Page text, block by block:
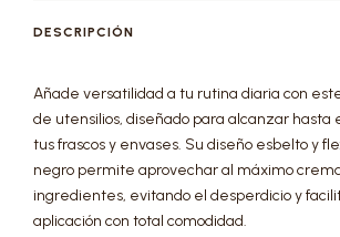
DESCRIPCIÓN
Añade versatilidad a tu rutina diaria con
de utensilios, diseñado para alcanzar hasta
tus frascos y envases. Su diseño esbelto y
negro permite aprovechar al máximo
ingredientes, evitando el desperdicio y
aplicación con total comodidad.